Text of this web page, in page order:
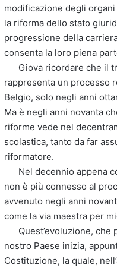
modificazione degli
la riforma dello stato
progressione della
consenta la loro piena
Giova ricordare che il
rappresenta un processo
Belgio, solo negli anni
Ma è negli anni novanta
riforme vede nel
scolastica, tanto da far
riformatore.
Nel decennio appena
non è più connesso al
avvenuto negli anni
come la via maestra per
Quest’evoluzione, che
nostro Paese inizia,
Costituzione, la quale,